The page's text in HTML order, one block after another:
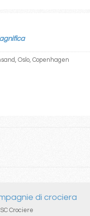
Oslo, Copenhagen
di crociera
Crociere